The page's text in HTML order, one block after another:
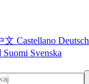
文 Castellano Deutsch
Suomi Svenska